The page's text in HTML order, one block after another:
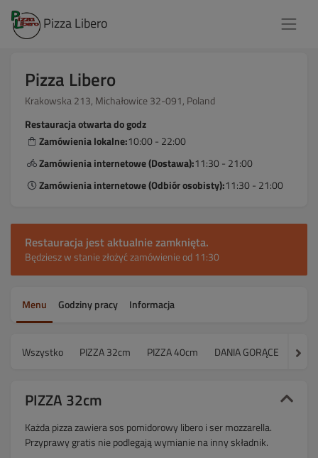
Pizza Libero
Pizza Libero
Krakowska 213, Michałowice 32-091, Poland
Restauracja otwarta do godz
Zamówienia lokalne:10:00 - 22:00
Zamówienia internetowe (Dostawa):11:30 - 21:00
Zamówienia internetowe (Odbiór osobisty):11:30 - 21:00
Restauracja jest aktualnie zamknięta.
Będziesz w stanie złożyć zamówienie od 11:30
Menu Godziny pracy Informacja
Wszystko PIZZA 32cm PIZZA 40cm DANIA GORĄCE
PIZZA 32cm
Każda pizza zawiera sos pomidorowy libero i ser mozzarella.
Przyprawy gratis nie podlegają wymianie na inny składnik.